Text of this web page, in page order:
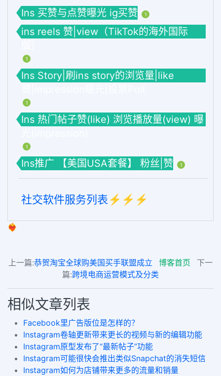
Ins 买赞与点赞曝光 ig买赞 1
ins reels 赞|view（TikTok的海外国际
1
Ins Story|刷ins story的浏览量|like
1
Ins 热门帖子赞(like) 浏览播放量(view) 曝
1
Ins推广 【美国USA套餐】 粉丝|赞 1
社交软件服务列表⚡️⚡️⚡️
❤️‍🔥
上一篇:恭贺淘宝全球购美国买手联盟成立 博客首页
下一
篇:跨境电商运营模式及分类
相似文章列表
Facebook里广告版位是怎样的？
Instagram卷轴更新带来更长的视频与新的编辑功能
Instagram原型发布了“最新帖子”功能
Instagram可能很快会推出类似Snapchat的消失短信
Instagram如何为店铺带来更多的流量和销量